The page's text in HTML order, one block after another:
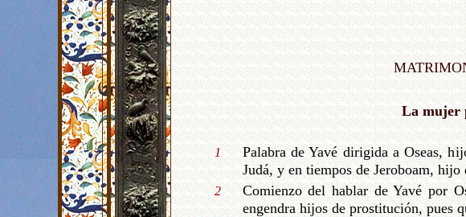
La mujer
1
Palabra de Yavé dirigida a Oseas,
Judá, y en tiempos de Jeroboam, hijo
2
Comienzo del hablar de Yavé por
engendra hijos de prostitución, pues